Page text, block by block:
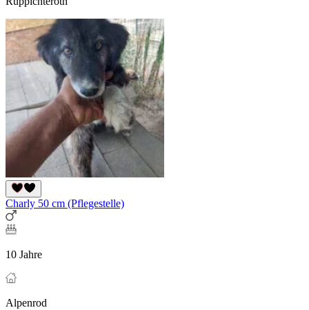
Charly 50 cm (Pflegestelle)
10 Jahre
Alpenrod